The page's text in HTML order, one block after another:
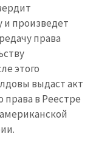
и произведет
права
этого
выдаст акт
в Реестре